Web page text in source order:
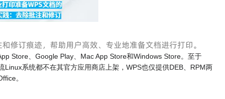
修订痕迹，帮助用户高效、专业地准备文档进行打印。
Store、Google Play、Mac App Store和Windows Store。至于
系统都不在其官方应用商店上架，WPS也仅提供DEB、RPM两
。